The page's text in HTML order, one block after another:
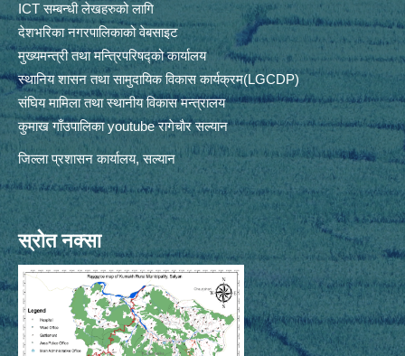
ICT सम्बन्धी लेखहरुको लागि
देशभरिका नगरपालिकाको वेबसाइट
मुख्यमन्त्री तथा मन्त्रिपरिषद्को कार्यालय
स्थानिय शासन तथा सामुदायिक विकास कार्यक्रम(LGCDP)
संघिय मामिला तथा स्थानीय विकास मन्त्रालय
कुमाख गाँउपालिका youtube रागेचाैर सल्यान
जिल्ला प्रशासन कार्यालय, सल्यान
स्रोत नक्सा